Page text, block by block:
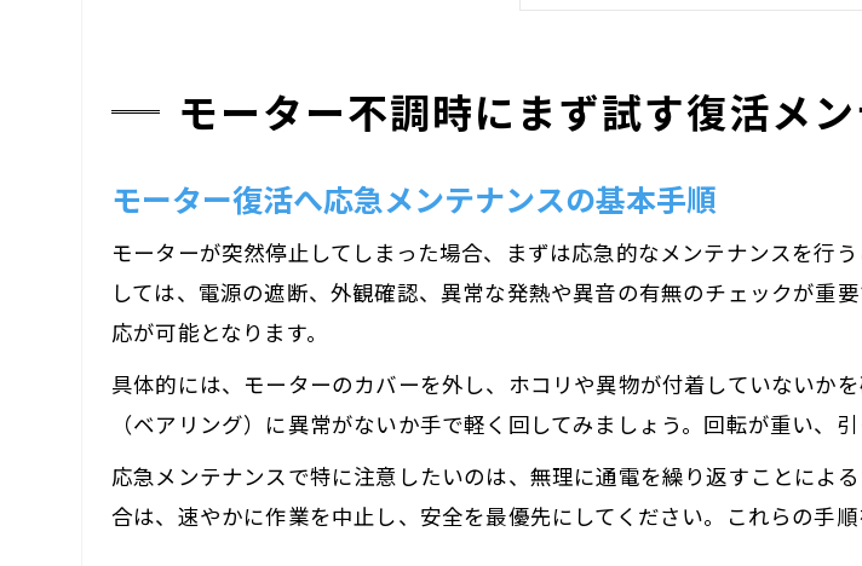
モーターの異音トラブ
異音や発熱への対応と原因
発熱するモーターの原
モーター異常時の点検
異音発熱のモーター故
動かないモーターを直す基
モーターが回らない
動かないモーター復活
故障モーターの直し方
モーター不調時にまず試す復活メ
モーター復活へ応急メンテナンスの基本手順
モーターが突然停止してしまった場合、まずは応急的なメンテナンスを行
しては、電源の遮断、外観確認、異常な発熱や異音の有無のチェックが重
応が可能となります。
具体的には、モーターのカバーを外し、ホコリや異物が付着していないか
（ベアリング）に異常がないか手で軽く回してみましょう。回転が重い、
応急メンテナンスで特に注意したいのは、無理に通電を繰り返すことによ
合は、速やかに作業を中止し、安全を最優先にしてください。これらの手